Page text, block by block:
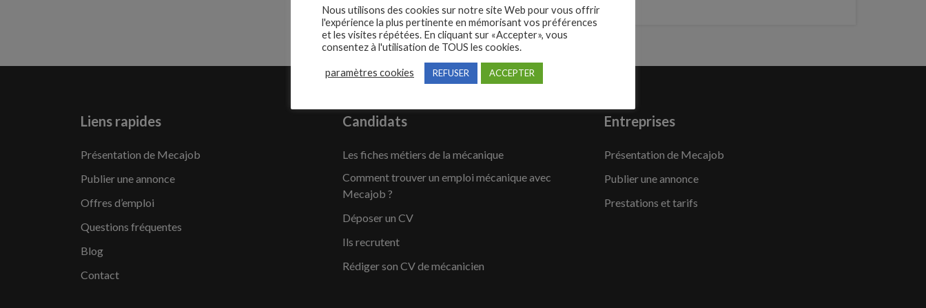
Liens rapides
Présentation de Mecajob
Publier une annonce
Offres d’emploi
Questions fréquentes
Blog
Contact
Candidats
Les fiches métiers de la mécanique
Comment trouver un emploi mécanique avec
Mecajob ?
Déposer un CV
Ils recrutent
Rédiger son CV de mécanicien
Entreprises
Présentation de Mecajob
Publier une annonce
Prestations et tarifs
Nous utilisons des cookies sur notre site Web pour vous offrir
l'expérience la plus pertinente en mémorisant vos préférences
et les visites répétées. En cliquant sur «Accepter», vous
consentez à l'utilisation de TOUS les cookies.
paramètres cookies REFUSER ACCEPTER